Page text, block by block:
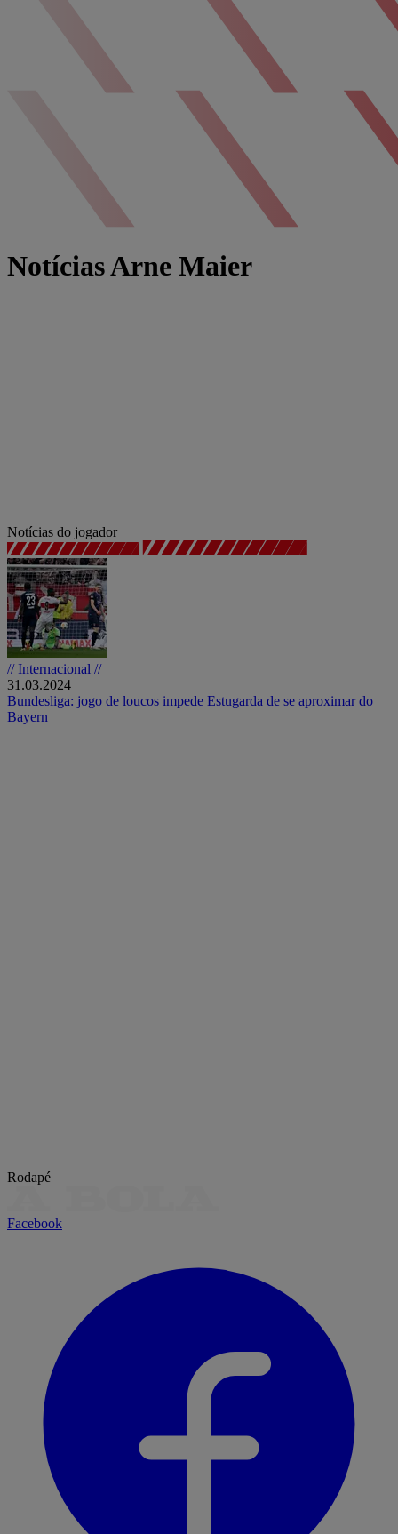
Notícias Arne Maier
Notícias do jogador
// Internacional //
31.03.2024
Bundesliga: jogo de loucos impede Estugarda de se aproximar do
Bayern
Rodapé
Facebook